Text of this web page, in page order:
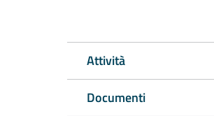
Attività
Documenti